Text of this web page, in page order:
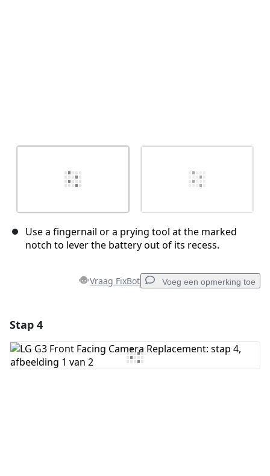
Use a fingernail or a prying tool at the marked
notch to lever the battery out of its recess.
Vraag FixBot Voeg een opmerking toe
Voeg opmerking toe
Stap 4